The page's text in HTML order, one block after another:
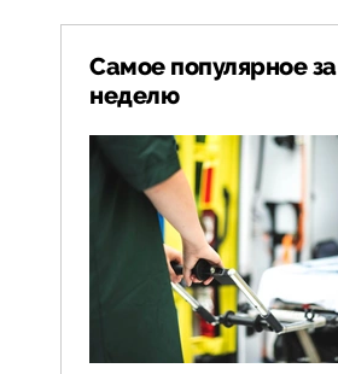
Самое популярное за
неделю